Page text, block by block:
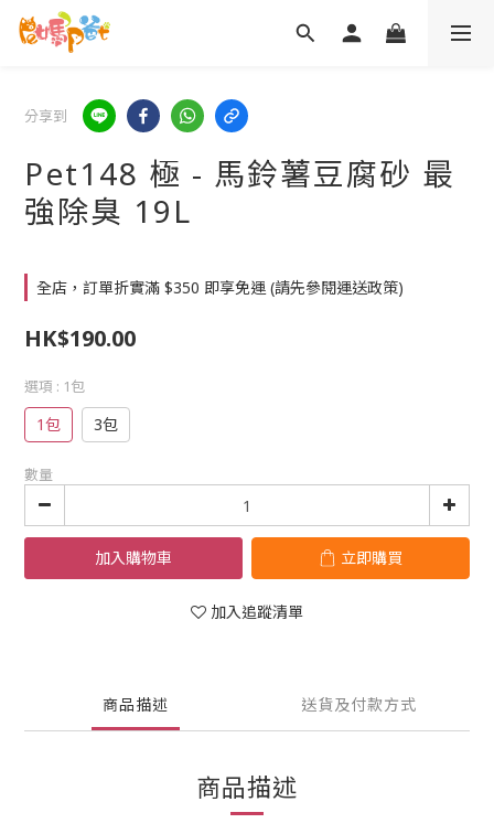
分享到
Pet148 極 - 馬鈴薯豆腐砂 最
強除臭 19L
全店，訂單折實滿 $350 即享免運 (請先參閱運送政策)
HK$190.00
選項 : 1包
1包 3包
數量
加入購物車 立即購買
加入追蹤清單
商品描述 送貨及付款方式
商品描述